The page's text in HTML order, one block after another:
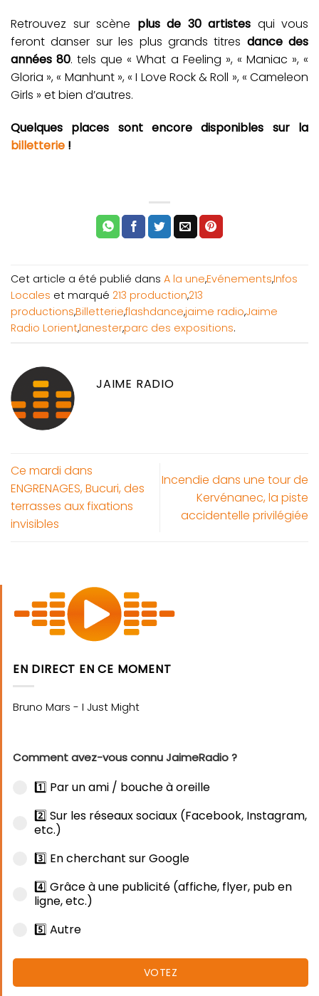
Retrouvez sur scène plus de 30 artistes qui vous
feront danser sur les plus grands titres dance des
années 80. tels que « What a Feeling », « Maniac », «
Gloria », « Manhunt », « I Love Rock & Roll », « Cameleon
Girls » et bien d’autres.
Quelques places sont encore disponibles sur la
billetterie !
Cet article a été publié dans A la une,Evénements,Infos
Locales et marqué 213 production,213
productions,Billetterie,flashdance,jaime radio,Jaime
Radio Lorient,lanester,parc des expositions.
JAIME RADIO
Ce mardi dans
ENGRENAGES, Bucuri, des
terrasses aux fixations
invisibles
Incendie dans une tour de
Kervénanec, la piste
accidentelle privilégiée
EN DIRECT EN CE MOMENT
Comment avez-vous connu JaimeRadio ?
1️⃣ Par un ami / bouche à oreille
2️⃣ Sur les réseaux sociaux (Facebook, Instagram,
etc.)
3️⃣ En cherchant sur Google
4️⃣ Grâce à une publicité (affiche, flyer, pub en
ligne, etc.)
5️⃣ Autre
VOTEZ